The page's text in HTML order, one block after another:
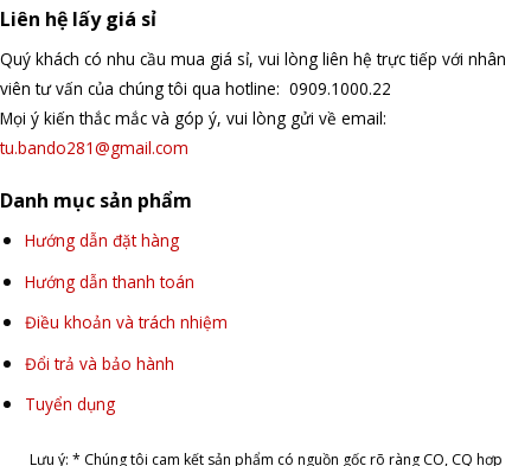
Liên hệ lấy giá sỉ
Quý khách có nhu cầu mua giá sỉ, vui lòng liên hệ trực tiếp với nhân
viên tư vấn của chúng tôi qua hotline: 0909.1000.22
Mọi ý kiến thắc mắc và góp ý, vui lòng gửi về email:
tu.bando281@gmail.com
Danh mục sản phẩm
Hướng dẫn đặt hàng
Hướng dẫn thanh toán
Điều khoản và trách nhiệm
Đổi trả và bảo hành
Tuyển dụng
Lưu ý: * Chúng tôi cam kết sản phẩm có nguồn gốc rõ ràng CO, CQ hợp